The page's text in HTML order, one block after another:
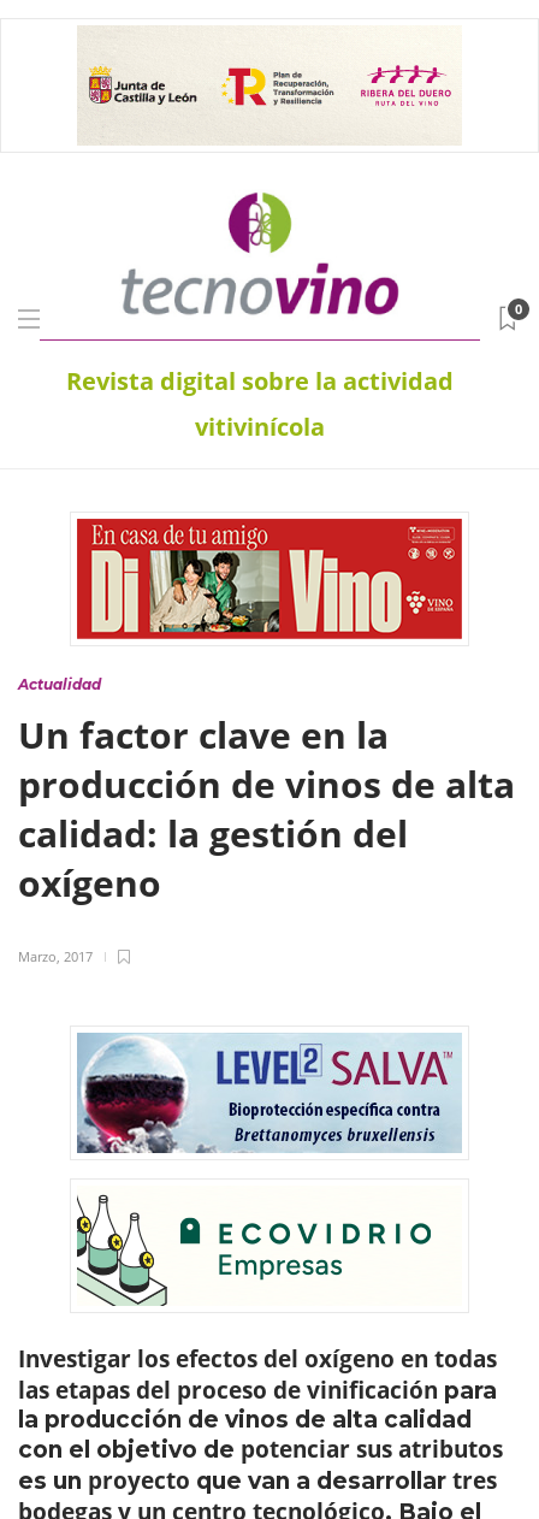
Revista digital sobre la actividad
vitivinícola
0
Actualidad
Un factor clave en la
producción de vinos de alta
calidad: la gestión del
oxígeno
Marzo, 2017
Investigar los efectos del oxígeno en todas
las etapas del proceso de vinificación para
la producción de vinos de alta calidad
con el objetivo de potenciar sus atributos
es un proyecto que van a desarrollar tres
bodegas y un centro tecnológico. Bajo el